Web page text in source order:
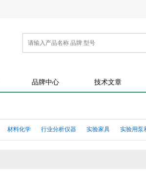
品牌中心 技术文章
材料化学 行业分析仪器 实验家具 实验用泵